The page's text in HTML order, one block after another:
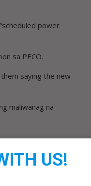
power
sa PECO.
­saying the new
maliwanag na
have a little more
under PECO.
Jaro Archdiocese
US!